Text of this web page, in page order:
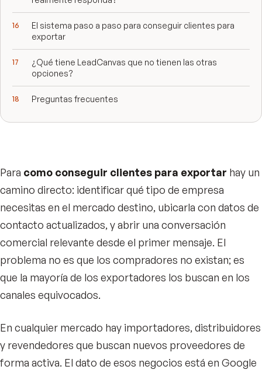
El sistema paso a paso para conseguir clientes para
exportar
¿Qué tiene LeadCanvas que no tienen las otras
opciones?
Preguntas frecuentes
Para como conseguir clientes para exportar hay un
camino directo: identificar qué tipo de empresa
necesitas en el mercado destino, ubicarla con datos de
contacto actualizados, y abrir una conversación
comercial relevante desde el primer mensaje. El
problema no es que los compradores no existan; es
que la mayoría de los exportadores los buscan en los
canales equivocados.
En cualquier mercado hay importadores, distribuidores
y revendedores que buscan nuevos proveedores de
forma activa. El dato de esos negocios está en Google